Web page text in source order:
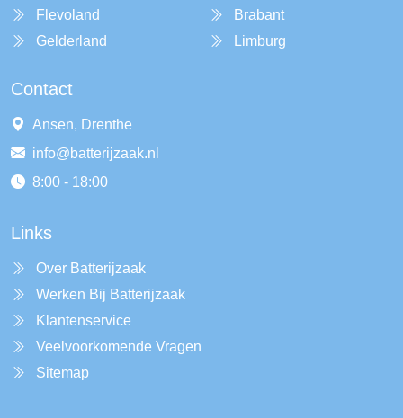
Flevoland
Gelderland
Brabant
Limburg
Contact
Ansen, Drenthe
info@batterijzaak.nl
8:00 - 18:00
Links
Over Batterijzaak
Werken Bij Batterijzaak
Klantenservice
Veelvoorkomende Vragen
Sitemap